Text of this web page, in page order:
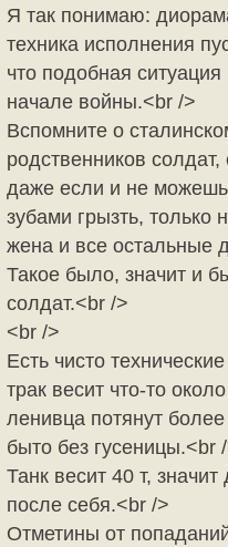
Я так понимаю:
техника исполнения
что подобная
начале войны.<br />
Вспомните о
родственников
даже если и не
зубами грызть, только
жена и все остальные
Такое было, значит и
солдат.<br />
<br />
Есть чисто
трак весит что-то
ленивца потянут
быто без гусеницы.<br
Танк весит 40 т,
после себя.<br />
Отметины от